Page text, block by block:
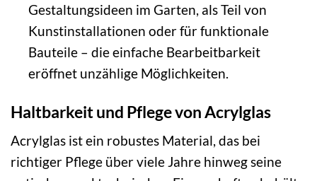
Gestaltungsideen im Garten, als Teil von
Kunstinstallationen oder für funktionale
Bauteile – die einfache Bearbeitbarkeit
eröffnet unzählige Möglichkeiten.
Haltbarkeit und Pflege von Acrylglas
Acrylglas ist ein robustes Material, das bei
richtiger Pflege über viele Jahre hinweg seine